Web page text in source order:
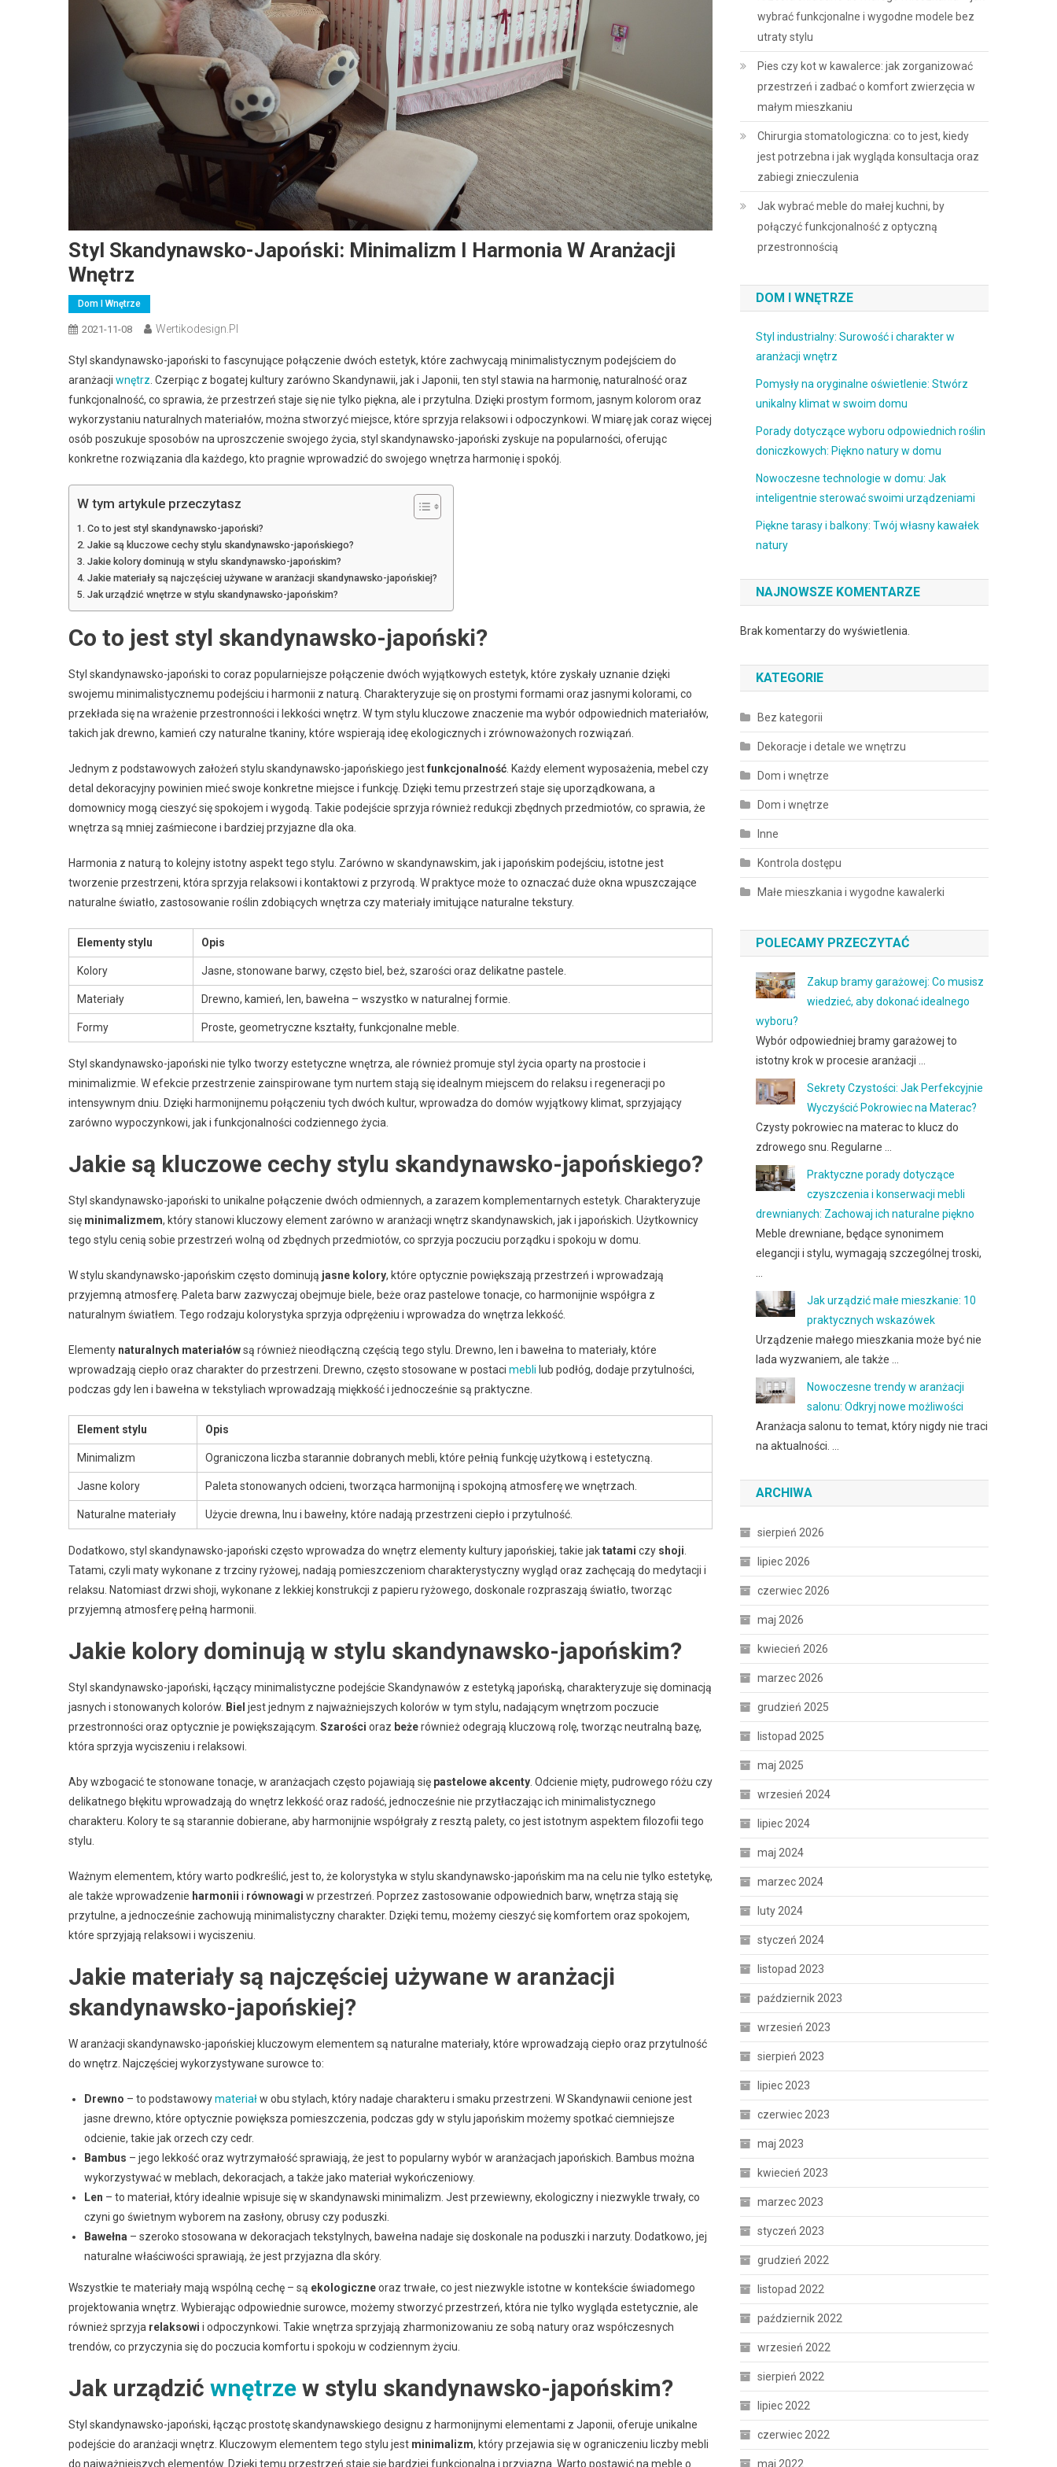
Styl Skandynawsko-Japoński: Minimalizm I Harmonia W Aranżacji
Wnętrz
Dom I Wnętrze
2021-11-08 Wertikodesign.pl
Styl skandynawsko-japoński to fascynujące połączenie dwóch estetyk, które zachwycają minimalistycznym podejściem do
aranżacji wnętrz . Czerpiąc z bogatej kultury zarówno Skandynawii, jak i Japonii, ten styl stawia na harmonię, naturalność oraz
funkcjonalność, co sprawia, że przestrzeń staje się nie tylko piękna, ale i przytulna. Dzięki prostym formom, jasnym kolorom oraz
wykorzystaniu naturalnych materiałów, można stworzyć miejsce, które sprzyja relaksowi i odpoczynkowi. W miarę jak coraz więcej
osób poszukuje sposobów na uproszczenie swojego życia, styl skandynawsko-japoński zyskuje na popularności, oferując
konkretne rozwiązania dla każdego, kto pragnie wprowadzić do swojego wnętrza harmonię i spokój.
W tym artykule przeczytasz
Co to jest styl skandynawsko-japoński?
Jakie są kluczowe cechy stylu skandynawsko-japońskiego?
Jakie kolory dominują w stylu skandynawsko-japońskim?
Jakie materiały są najczęściej używane w aranżacji skandynawsko-japońskiej?
Jak urządzić wnętrze w stylu skandynawsko-japońskim?
Co to jest styl skandynawsko-japoński?
Styl skandynawsko-japoński to coraz popularniejsze połączenie dwóch wyjątkowych estetyk, które zyskały uznanie dzięki
swojemu minimalistycznemu podejściu i harmonii z naturą. Charakteryzuje się on prostymi formami oraz jasnymi kolorami, co
przekłada się na wrażenie przestronności i lekkości wnętrz. W tym stylu kluczowe znaczenie ma wybór odpowiednich materiałów,
takich jak drewno, kamień czy naturalne tkaniny, które wspierają ideę ekologicznych i zrównoważonych rozwiązań.
Jednym z podstawowych założeń stylu skandynawsko-japońskiego jestfunkcjonalność . Każdy element wyposażenia, mebel czy
detal dekoracyjny powinien mieć swoje konkretne miejsce i funkcję. Dzięki temu przestrzeń staje się uporządkowana, a
domownicy mogą cieszyć się spokojem i wygodą. Takie podejście sprzyja również redukcji zbędnych przedmiotów, co sprawia, że
wnętrza są mniej zaśmiecone i bardziej przyjazne dla oka.
Harmonia z naturą to kolejny istotny aspekt tego stylu. Zarówno w skandynawskim, jak i japońskim podejściu, istotne jest
tworzenie przestrzeni, która sprzyja relaksowi i kontaktowi z przyrodą. W praktyce może to oznaczać duże okna wpuszczające
naturalne światło, zastosowanie roślin zdobiących wnętrza czy materiały imitujące naturalne tekstury.
Elementy stylu Opis
Kolory Jasne, stonowane barwy, często biel, beż, szarości oraz delikatne pastele.
Materiały Drewno, kamień, len, bawełna – wszystko w naturalnej formie.
Formy Proste, geometryczne kształty, funkcjonalne meble.
Styl skandynawsko-japoński nie tylko tworzy estetyczne wnętrza, ale również promuje styl życia oparty na prostocie i
minimalizmie. W efekcie przestrzenie zainspirowane tym nurtem stają się idealnym miejscem do relaksu i regeneracji po
intensywnym dniu. Dzięki harmonijnemu połączeniu tych dwóch kultur, wprowadza do domów wyjątkowy klimat, sprzyjający
zarówno wypoczynkowi, jak i funkcjonalności codziennego życia.
Jakie są kluczowe cechy stylu skandynawsko-japońskiego?
Styl skandynawsko-japoński to unikalne połączenie dwóch odmiennych, a zarazem komplementarnych estetyk. Charakteryzuje
się minimalizmem, który stanowi kluczowy element zarówno w aranżacji wnętrz skandynawskich, jak i japońskich. Użytkownicy
tego stylu cenią sobie przestrzeń wolną od zbędnych przedmiotów, co sprzyja poczuciu porządku i spokoju w domu.
W stylu skandynawsko-japońskim często dominują jasne kolory, które optycznie powiększają przestrzeń i wprowadzają
przyjemną atmosferę. Paleta barw zazwyczaj obejmuje biele, beże oraz pastelowe tonacje, co harmonijnie współgra z
naturalnym światłem. Tego rodzaju kolorystyka sprzyja odprężeniu i wprowadza do wnętrza lekkość.
Elementy naturalnych materiałówsą również nieodłączną częścią tego stylu. Drewno, len i bawełna to materiały, które
wprowadzają ciepło oraz charakter do przestrzeni. Drewno, często stosowane w postaci mebli lub podłóg, dodaje przytulności,
podczas gdy len i bawełna w tekstyliach wprowadzają miękkość i jednocześnie są praktyczne.
Element stylu Opis
Minimalizm Ograniczona liczba starannie dobranych mebli, które pełnią funkcję użytkową i estetyczną.
Jasne kolory Paleta stonowanych odcieni, tworząca harmonijną i spokojną atmosferę we wnętrzach.
Naturalne materiały Użycie drewna, lnu i bawełny, które nadają przestrzeni ciepło i przytulność.
Dodatkowo, styl skandynawsko-japoński często wprowadza do wnętrz elementy kultury japońskiej, takie jaktatami czy shoji
Tatami, czyli maty wykonane z trzciny ryżowej, nadają pomieszczeniom charakterystyczny wygląd oraz zachęcają do medytacji i
relaksu. Natomiast drzwi shoji, wykonane z lekkiej konstrukcji z papieru ryżowego, doskonale rozpraszają światło, tworząc
przyjemną atmosferę pełną harmonii.
Jakie kolory dominują w stylu skandynawsko-japońskim?
Styl skandynawsko-japoński, łączący minimalistyczne podejście Skandynawów z estetyką japońską, charakteryzuje się dominacją
jasnych i stonowanych kolorów. Biel jest jednym z najważniejszych kolorów w tym stylu, nadającym wnętrzom poczucie
przestronności oraz optycznie je powiększającym. Szarości oraz beżerównież odegrają kluczową rolę, tworząc neutralną bazę,
która sprzyja wyciszeniu i relaksowi.
Aby wzbogacić te stonowane tonacje, w aranżacjach często pojawiają się pastelowe akcenty . Odcienie mięty, pudrowego różu czy
delikatnego błękitu wprowadzają do wnętrz lekkość oraz radość, jednocześnie nie przytłaczając ich minimalistycznego
charakteru. Kolory te są starannie dobierane, aby harmonijnie współgrały z resztą palety, co jest istotnym aspektem filozofii tego
stylu.
Ważnym elementem, który warto podkreślić, jest to, że kolorystyka w stylu skandynawsko-japońskim ma na celu nie tylko estetykę,
ale także wprowadzenie harmonii i równowagi w przestrzeń. Poprzez zastosowanie odpowiednich barw, wnętrza stają się
przytulne, a jednocześnie zachowują minimalistyczny charakter. Dzięki temu, możemy cieszyć się komfortem oraz spokojem,
które sprzyjają relaksowi i wyciszeniu.
Jakie materiały są najczęściej używane w aranżacji
skandynawsko-japońskiej?
W aranżacji skandynawsko-japońskiej kluczowym elementem są naturalne materiały, które wprowadzają ciepło oraz przytulność
do wnętrz. Najczęściej wykorzystywane surowce to:
Drewno – to podstawowymateriałw obu stylach, który nadaje charakteru i smaku przestrzeni. W Skandynawii cenione jest
jasne drewno, które optycznie powiększa pomieszczenia, podczas gdy w stylu japońskim możemy spotkać ciemniejsze
odcienie, takie jak orzech czy cedr.
Bambus – jego lekkość oraz wytrzymałość sprawiają, że jest to popularny wybór w aranżacjach japońskich. Bambus można
wykorzystywać w meblach, dekoracjach, a także jako materiał wykończeniowy.
Len – to materiał, który idealnie wpisuje się w skandynawski minimalizm. Jest przewiewny, ekologiczny i niezwykle trwały, co
czyni go świetnym wyborem na zasłony, obrusy czy poduszki.
Bawełna – szeroko stosowana w dekoracjach tekstylnych, bawełna nadaje się doskonale na poduszki i narzuty. Dodatkowo, jej
naturalne właściwości sprawiają, że jest przyjazna dla skóry.
Wszystkie te materiały mają wspólną cechę – są ekologiczneoraz trwałe, co jest niezwykle istotne w kontekście świadomego
projektowania wnętrz. Wybierając odpowiednie surowce, możemy stworzyć przestrzeń, która nie tylko wygląda estetycznie, ale
również sprzyja relaksowi i odpoczynkowi. Takie wnętrza sprzyjają zharmonizowaniu ze sobą natury oraz współczesnych
trendów, co przyczynia się do poczucia komfortu i spokoju w codziennym życiu.
Jak urządzić wnętrze w stylu skandynawsko-japońskim?
Styl skandynawsko-japoński, łącząc prostotę skandynawskiego designu z harmonijnymi elementami z Japonii, oferuje unikalne
podejście do aranżacji wnętrz. Kluczowym elementem tego stylu jest minimalizm, który przejawia się w ograniczeniu liczby mebli
do najważniejszych elementów. Dzięki temu przestrzeń staje się bardziej funkcjonalna i przyjazna. Warto postawić na meble o
wybrać funkcjonalne i wygodne modele bez
utraty stylu
Pies czy kot w kawalerce: jak zorganizować
przestrzeń i zadbać o komfort zwierzęcia w
małym mieszkaniu
Chirurgia stomatologiczna: co to jest, kiedy
jest potrzebna i jak wygląda konsultacja oraz
zabiegi znieczulenia
Jak wybrać meble do małej kuchni, by
połączyć funkcjonalność z optyczną
przestronnością
DOM I WNĘTRZE
Styl industrialny: Surowość i charakter w
aranżacji wnętrz
Pomysły na oryginalne oświetlenie: Stwórz
unikalny klimat w swoim domu
Porady dotyczące wyboru odpowiednich roślin
doniczkowych: Piękno natury w domu
Nowoczesne technologie w domu: Jak
inteligentnie sterować swoimi urządzeniami
Piękne tarasy i balkony: Twój własny kawałek
natury
NAJNOWSZE KOMENTARZE
Brak komentarzy do wyświetlenia.
KATEGORIE
Bez kategorii
Dekoracje i detale we wnętrzu
Dom i wnętrze
Dom i wnętrze
Inne
Kontrola dostępu
Małe mieszkania i wygodne kawalerki
POLECAMY PRZECZYTAĆ
Zakup bramy garażowej: Co musisz
wiedzieć, aby dokonać idealnego
wyboru?
Wybór odpowiedniej bramy garażowej to
istotny krok w procesie aranżacji …
Sekrety Czystości: Jak Perfekcyjnie
Wyczyścić Pokrowiec na Materac?
Czysty pokrowiec na materac to klucz do
zdrowego snu. Regularne …
Praktyczne porady dotyczące
czyszczenia i konserwacji mebli
drewnianych: Zachowaj ich naturalne piękno
Meble drewniane, będące synonimem
elegancji i stylu, wymagają szczególnej troski,
Jak urządzić małe mieszkanie: 10
praktycznych wskazówek
Urządzenie małego mieszkania może być nie
lada wyzwaniem, ale także …
Nowoczesne trendy w aranżacji
salonu: Odkryj nowe możliwości
Aranżacja salonu to temat, który nigdy nie traci
na aktualności. …
ARCHIWA
sierpień 2026
lipiec 2026
czerwiec 2026
maj 2026
kwiecień 2026
marzec 2026
grudzień 2025
listopad 2025
maj 2025
wrzesień 2024
lipiec 2024
maj 2024
marzec 2024
luty 2024
styczeń 2024
listopad 2023
październik 2023
wrzesień 2023
sierpień 2023
lipiec 2023
czerwiec 2023
maj 2023
kwiecień 2023
marzec 2023
styczeń 2023
grudzień 2022
listopad 2022
październik 2022
wrzesień 2022
sierpień 2022
lipiec 2022
czerwiec 2022
maj 2022